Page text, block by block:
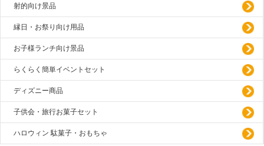
射的向け景品
縁日・お祭り向け用品
お子様ランチ向け景品
らくらく簡単イベントセット
ディズニー商品
子供会・旅行お菓子セット
ハロウィン 駄菓子・おもちゃ